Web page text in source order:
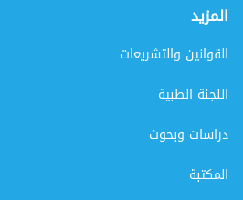
المزيد
القوانين والتشريعات
اللجنة الطبية
دراسات وبحوث
المكتبة